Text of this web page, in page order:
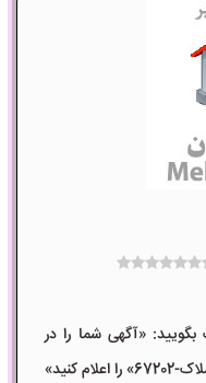
«آگهی شما را در
کنید»